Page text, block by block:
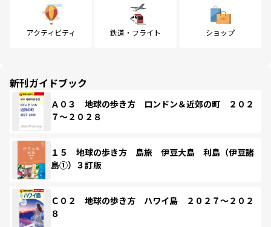
アクティビティ 鉄道・フライト ショップ
新刊ガイドブック
Ａ０３ 地球の歩き方 ロンドン＆近郊の町 ２０２
７～２０２８
１５ 地球の歩き方 島旅 伊豆大島 利島（伊豆諸
島①）３訂版
Ｃ０２ 地球の歩き方 ハワイ島 ２０２７～２０２
８